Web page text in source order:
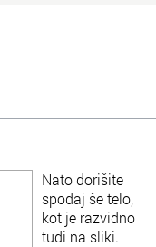
Nato dorišite
spodaj še telo,
kot je razvidno
tudi na sliki.